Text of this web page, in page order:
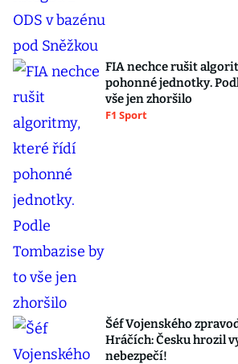
FIA nechce rušit
pohonné jednotky.
vše jen zhoršilo
F1 Sport
Šéf Vojenského
Hráčích: Česku hrozil
nebezpečí!